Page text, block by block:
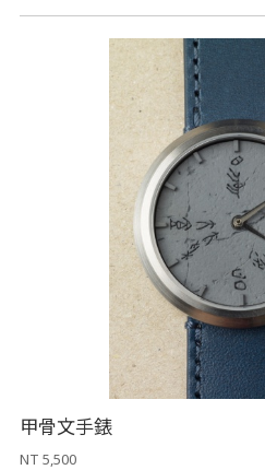
甲骨文手錶
NT 5,500